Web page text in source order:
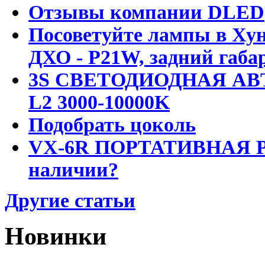
Отзывы компании DLED
Посоветуйте лампы в
ДХО - P21W, задний
3S СВЕТОДИОДНАЯ
L2 3000-10000K
Подобрать цоколь
VX-6R ПОРТАТИВНАЯ
наличии?
Другие статьи
Новинки